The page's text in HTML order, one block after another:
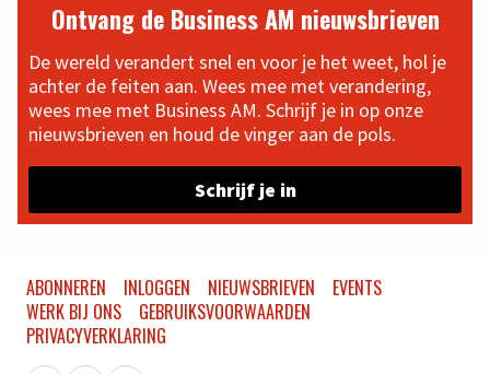
Ontvang de Business AM nieuwsbrieven
De wereld verandert snel en voor je het weet, hol je
achter de feiten aan. Wees mee met verandering,
wees mee met Business AM. Schrijf je in op onze
nieuwsbrieven en houd de vinger aan de pols.
Schrijf je in
ABONNEREN INLOGGEN NIEUWSBRIEVEN
EVENTS
WERK BIJ ONS
GEBRUIKSVOORWAARDEN
PRIVACYVERKLARING